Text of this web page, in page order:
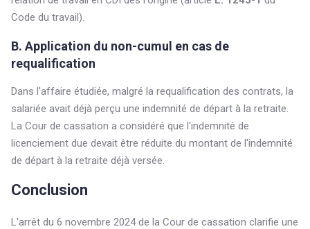
Code du travail).
B. Application du non-cumul en cas de
requalification
Dans l'affaire étudiée, malgré la requalification des contrats, la
salariée avait déjà perçu une indemnité de départ à la retraite.
La Cour de cassation a considéré que l'indemnité de
licenciement due devait être réduite du montant de l'indemnité
de départ à la retraite déjà versée.
Conclusion
L'arrêt du 6 novembre 2024 de la Cour de cassation clarifie une